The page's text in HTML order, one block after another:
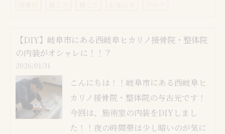
【DIY】岐阜市にある西岐阜ヒカリノ接骨院・整体院
の内装がオシャレに！！？
2026/01/31
こんにちは！！岐阜市にある西岐阜ヒ
カリノ接骨院・整体院の与古光です！
今回は、施術室の内装をDIYしまし
た！！夜の時間帯は少し暗いのが気に